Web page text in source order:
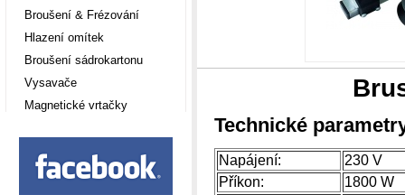
Broušení & Frézování
Hlazení omítek
Broušení sádrokartonu
Vysavače
Magnetické vrtačky
Technické
Napájení:
230 V
Příkon:
1800 W